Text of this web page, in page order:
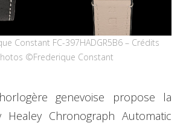
Constant FC-397HADGR5B6 – Crédits
©Frederique Constant
genevoise propose la
Healey Chronograph Automatic